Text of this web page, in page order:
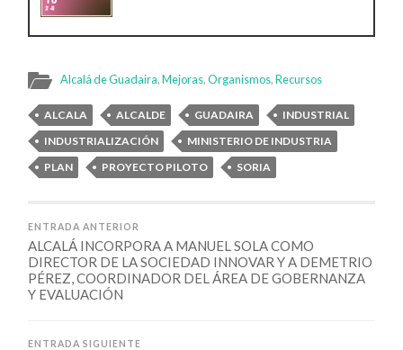
Alcalá de Guadaira,Mejoras,Organismos,Recursos
ALCALA ALCALDE GUADAIRA
INDUSTRIAL
INDUSTRIALIZACIÓN
MINISTERIO DE INDUSTRIA
PLAN
PROYECTO PILOTO SORIA
ENTRADA ANTERIOR
ALCALÁ INCORPORA A MANUEL SOLA COMO
DIRECTOR DE LA SOCIEDAD INNOVAR Y A DEMETRIO
PÉREZ, COORDINADOR DEL ÁREA DE GOBERNANZA
Y EVALUACIÓN
ENTRADA SIGUIENTE